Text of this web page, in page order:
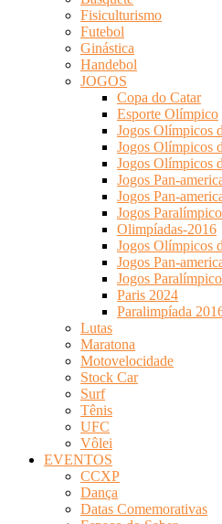
Fisiculturismo
Futebol
Ginástica
Handebol
JOGOS
Copa do Catar
Esporte Olímpico
Jogos Olímpicos
Jogos Olímpicos
Jogos Olímpicos
Jogos Pan-
Jogos Pan-
Jogos
Olimpíadas-2016
Jogos Olímpicos
Jogos Pan-
Jogos
Paris 2024
Paralimpíada
Lutas
Maratona
Motovelocidade
Stock Car
Surf
Tênis
UFC
Vôlei
EVENTOS
CCXP
Dança
Datas Comemorativas